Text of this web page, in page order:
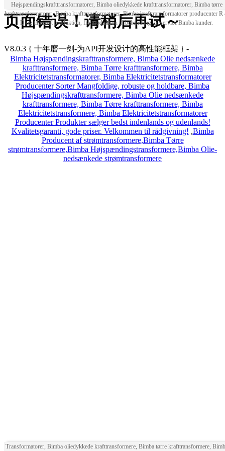
Højspændingskrafttransformatorer, Bimba oliedykkede krafttransformatorer, Bimba tørre
krafttransformatorer, Bimba krafttransformatorer, Bimba krafttransformatorer producenter R
D og tilpasset produktion, fra produktion til behandling, til service Bimba kunder.
页面错误！请稍后再试～
V8.0.3 { 十年磨一剑-为API开发设计的高性能框架 } -
Bimba Højspændingskrafttransformere, Bimba Olie nedsænkede
krafttransformere, Bimba Tørre krafttransformere, Bimba
Elektricitetstransformatorer, Bimba Elektricitetstransformatorer
Producenter Sorter Mangfoldige, robuste og holdbare, Bimba
Højspændingskrafttransformere, Bimba Olie nedsænkede
krafttransformere, Bimba Tørre krafttransformere, Bimba
Elektricitetstransformere, Bimba Elektricitetstransformatorer
Producenter Produkter sælger bedst indenlands og udenlands!
Kvalitetsgaranti, gode priser. Velkommen til rådgivning! ,Bimba
Producent af strømtransformere,Bimba Tørre
strømtransformere,Bimba Højspændingstransformere,Bimba Olie-
nedsænkede strømtransformere
Transformatorer, Bimba oliedykkede krafttransformere, Bimba tørre krafttransformere,